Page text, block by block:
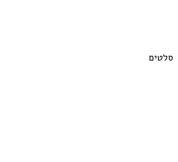
סלטים